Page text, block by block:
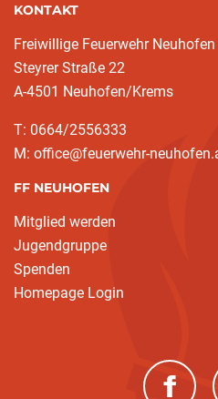
KONTAKT
Freiwillige Feuerwehr
Steyrer Straße 22
A-4501 Neuhofen/Krems
T: 0664/2556333
M: office@feuerwehr-
FF NEUHOFEN
Mitglied werden
Jugendgruppe
Spenden
Homepage Login